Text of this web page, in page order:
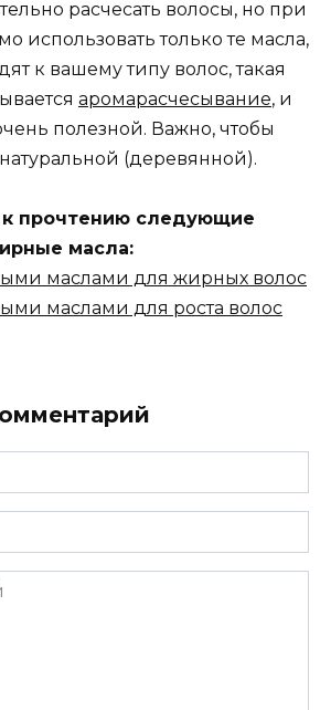
расчесать волосы, но при
использовать только те масла,
к вашему типу волос, такая
аромарасчесывание, и
полезной. Важно, чтобы
(деревянной).
прочтению следующие
масла:
маслами для жирных волос
маслами для роста волос